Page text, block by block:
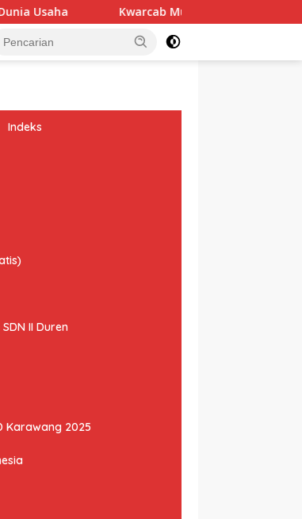
Kwarcab Musi Banyuasin Beri Dukungan
Indeks
II Duren
Karawang 2025